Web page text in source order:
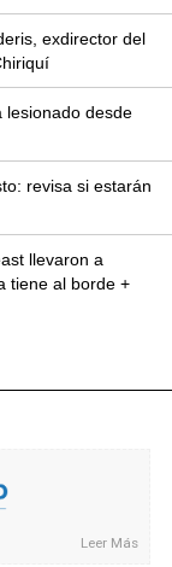
exdirector del
lesionado desde
revisa si estarán
llevaron a
tiene al borde +
Leer Más